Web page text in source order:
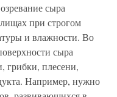
сыра
при строгом
и влажности. Во
сыра
грибки, плесени,
Например, нужно